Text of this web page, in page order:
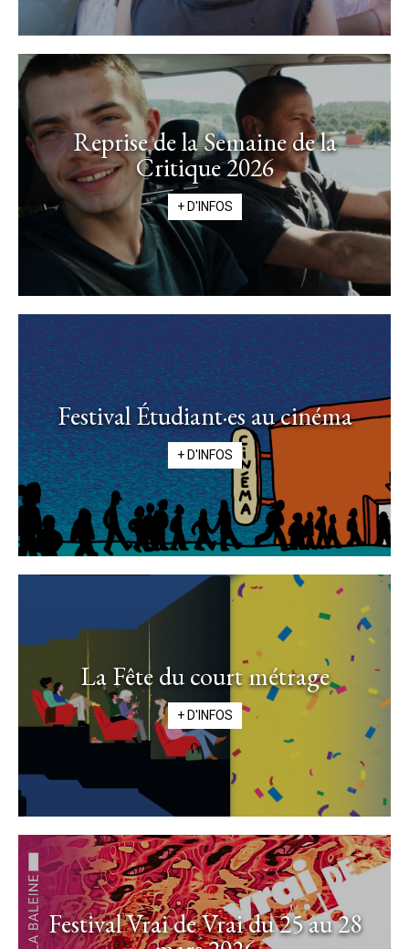
Reprise de la Semaine de la
Critique 2026
+ D'INFOS
Festival Étudiant·es au cinéma
+ D'INFOS
La Fête du court métrage
+ D'INFOS
Festival Vrai de Vrai du 25 au 28